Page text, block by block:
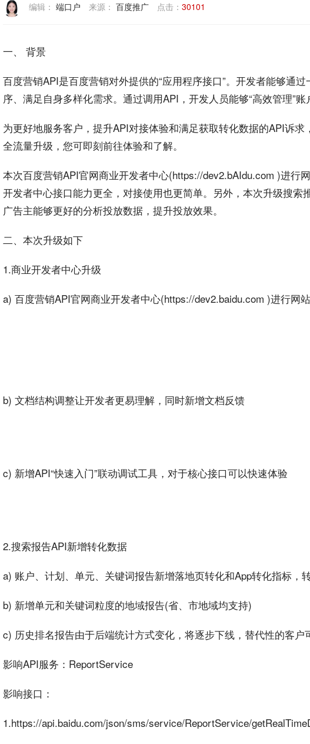
编辑： 端口户 来源： 百度推广 点击： 30101
一、 背景
百度营销API是百度营销对外提供的“应用程序接口”。 开发者能够通过
序、满足自身多样化需求。通过调用API，开发人员能够“高效管理”账
为更好地服务客户 ，提升API对接体验和满足获取转化数据的API诉求
全流量升级，您可即刻前往体验和了解。
本次百度营销API官网商业开发者中心(https://dev2.bAIdu.com )进行
开发者中心接口能力更全，对接使用也更简单。另外，本次升级搜索
广告主能够更好的分析投放数据，提升投放效果。
二、本次升级如下
1.商业开发者中心升级
a) 百度营销API官网商业开发者中心(https://dev2.baidu.com )进行网
b) 文档结构调整让开发者更易理解，同时新增文档反馈
c) 新增API“快速入门”联动调试工具，对于核心接口可以快速体验
2.搜索报告API新增转化数据
a) 账户、计划、单元、 关键词报告新增落地页转化和App转化指标，
b) 新增单元和关键词粒度的地域报告(省、市地域均支持)
c) 历史排名报告由于后端统计方式变化，将逐步下线，替代性的客
影响API服务：ReportService
影响接口：
1.https://api.baidu.com/json/sms/service/ReportService/